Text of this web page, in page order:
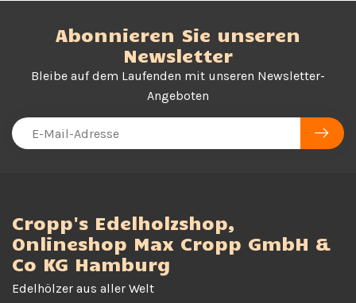
Abonnieren Sie unseren
Newsletter
Bleibe auf dem Laufenden mit unseren Newsletter-
Angeboten
Cropp's Edelholzshop,
Onlineshop Max Cropp GmbH &
Co KG Hamburg
Edelhölzer aus aller Welt